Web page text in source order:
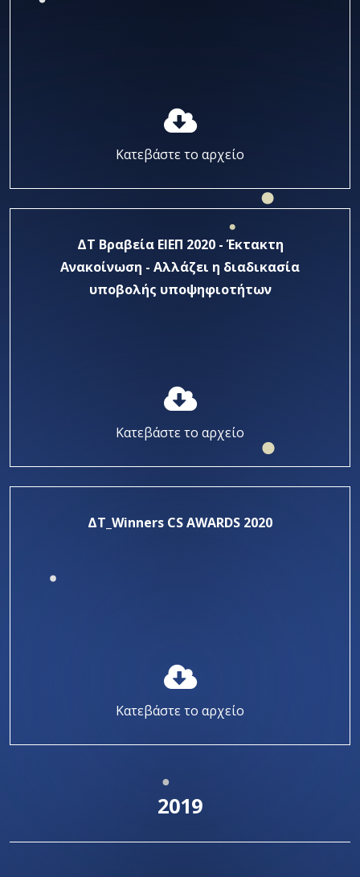
Κατεβάστε το αρχείο
ΔΤ Βραβεία ΕΙΕΠ 2020 - Έκτακτη
Ανακοίνωση - Αλλάζει η διαδικασία
υποβολής υποψηφιοτήτων
Κατεβάστε το αρχείο
ΔΤ_Winners CS AWARDS 2020
Κατεβάστε το αρχείο
2019